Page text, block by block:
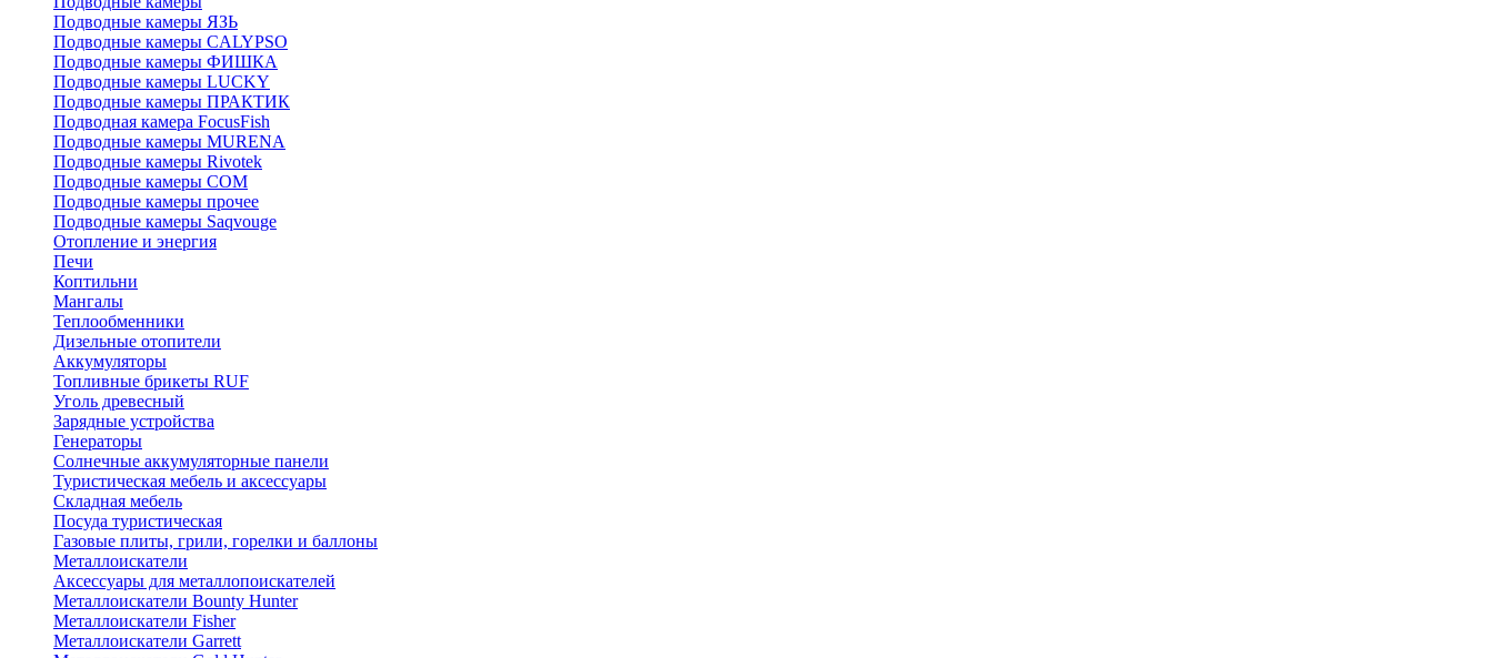
Подводные камеры ЯЗЬ
Подводные камеры CALYPSO
Подводные камеры ФИШКА
Подводные камеры LUCKY
Подводные камеры ПРАКТИК
Подводная камера FocusFish
Подводные камеры MURENA
Подводные камеры Rivotek
Подводные камеры СОМ
Подводные камеры прочее
Подводные камеры Saqvouge
Отопление и энергия
Печи
Коптильни
Мангалы
Теплообменники
Дизельные отопители
Аккумуляторы
Топливные брикеты RUF
Уголь древесный
Зарядные устройства
Генераторы
Солнечные аккумуляторные панели
Туристическая мебель и аксессуары
Складная мебель
Посуда туристическая
Газовые плиты, грили, горелки и баллоны
Металлоискатели
Аксессуары для металлопоискателей
Металлоискатели Bounty Hunter
Металлоискатели Fisher
Металлоискатели Garrett